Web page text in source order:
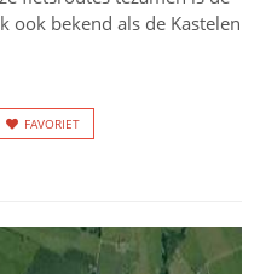
ook bekend als de Kastelen
FAVORIET